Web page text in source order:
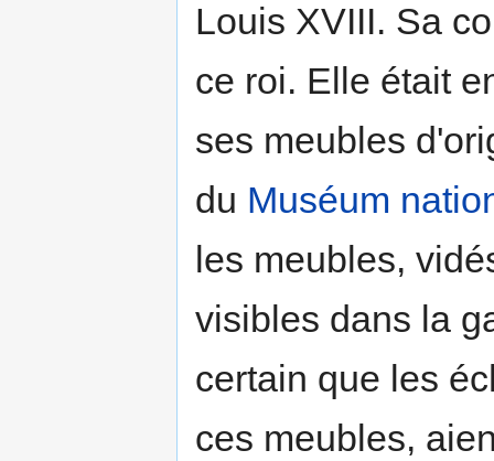
Louis XVIII. Sa
ce roi. Elle était
ses meubles
du Muséum
les meubles,
visibles dans la
certain que les
ces meubles,